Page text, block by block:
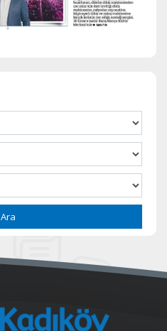
Ara